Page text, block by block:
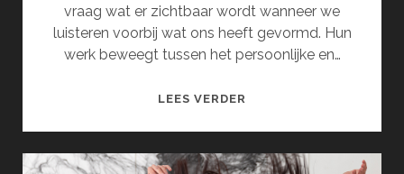
vraag wat er zichtbaar wordt wanneer we
luisteren voorbij wat ons heeft gevormd. Hun
werk beweegt tussen het persoonlijke en…
LEES VERDER